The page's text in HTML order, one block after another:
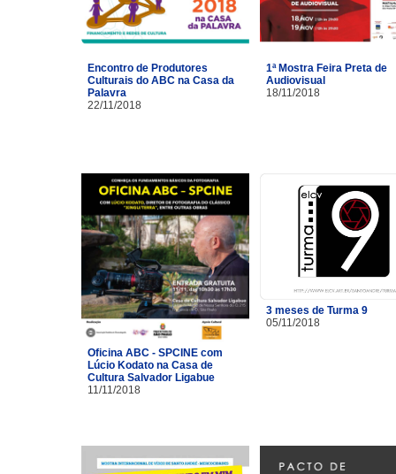
Encontro de Produtores
Culturais do ABC na Casa da
Palavra
22/11/2018
1ª Mostra Feira Preta de
Audiovisual
18/11/2018
Oficina ABC - SPCINE com
Lúcio Kodato na Casa de
Cultura Salvador Ligabue
11/11/2018
3 meses de Turma 9
05/11/2018